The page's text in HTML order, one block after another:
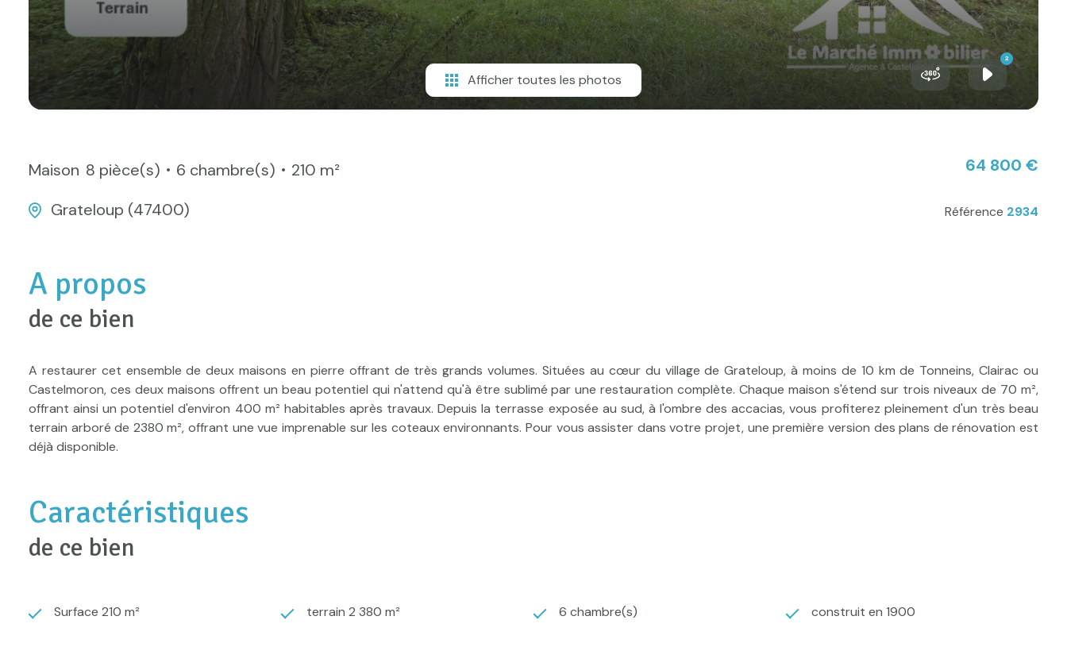
2
Afficher toutes les photos
Maison 8 pièce(s) 6 chambre(s)
210 m²
Grateloup (47400)
64 800 €
Référence 2934
A propos
de ce bien
A restaurer cet ensemble de deux maisons en pierre offrant de très grands volumes. Situées au cœur du village de Grateloup, à moins de 10 km de Tonneins, Clairac ou
Castelmoron, ces deux maisons offrent un beau potentiel qui n'attend qu'à être sublimé par une restauration complète. Chaque maison s'étend sur trois niveaux de 70 m²,
offrant ainsi un potentiel d'environ 400 m² habitables après travaux. Depuis la terrasse exposée au sud, à l'ombre des accacias, vous profiterez pleinement d'un très beau
terrain arboré de 2380 m², offrant une vue imprenable sur les coteaux environnants. Pour vous assister dans votre projet, une première version des plans de rénovation est
déjà disponible.
Caractéristiques
de ce bien
Surface 210 m² terrain 2 380 m² 6 chambre(s) construit en 1900